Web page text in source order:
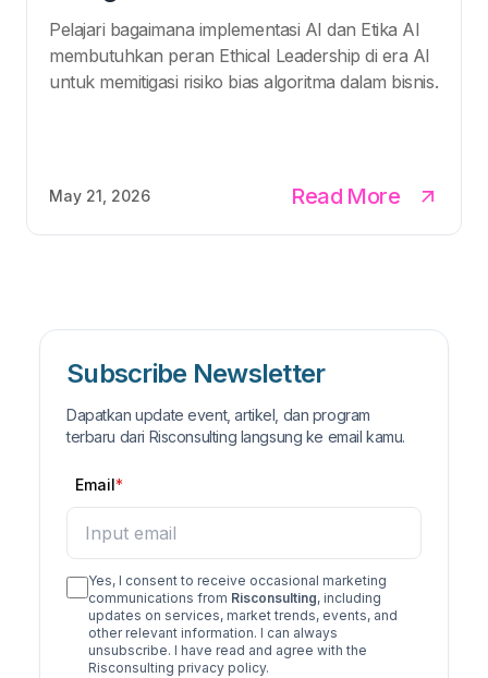
Pelajari bagaimana implementasi AI dan Etika AI
membutuhkan peran Ethical Leadership di era AI
untuk memitigasi risiko bias algoritma dalam bisnis.
May 21, 2026 Read More
Subscribe Newsletter
Dapatkan update event, artikel, dan program
terbaru dari Risconsulting langsung ke email kamu.
Email
Yes, I consent to receive occasional marketing
communications from Risconsulting, including
updates on services, market trends, events, and
other relevant information. I can always
unsubscribe. I have read and agree with the
Risconsulting privacy policy.